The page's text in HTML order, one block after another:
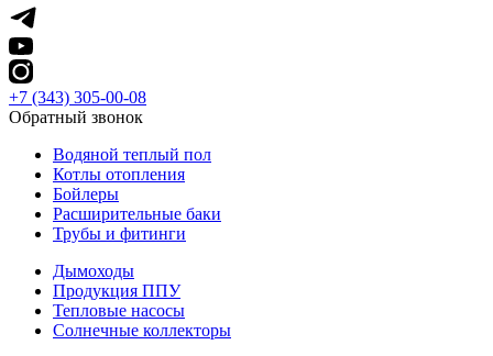
+7 (343) 305-00-08
Обратный звонок
Водяной теплый пол
Котлы отопления
Бойлеры
Расширительные баки
Трубы и фитинги
Дымоходы
Продукция ППУ
Тепловые насосы
Солнечные коллекторы